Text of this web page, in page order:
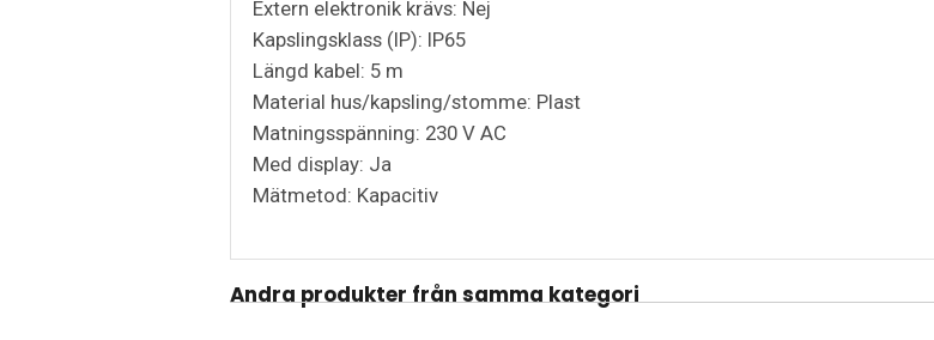
Extern elektronik krävs: Nej
Kapslingsklass (IP): IP65
Längd kabel: 5 m
Material hus/kapsling/stomme: Plast
Matningsspänning: 230 V AC
Med display: Ja
Mätmetod: Kapacitiv
Andra produkter från samma kategori